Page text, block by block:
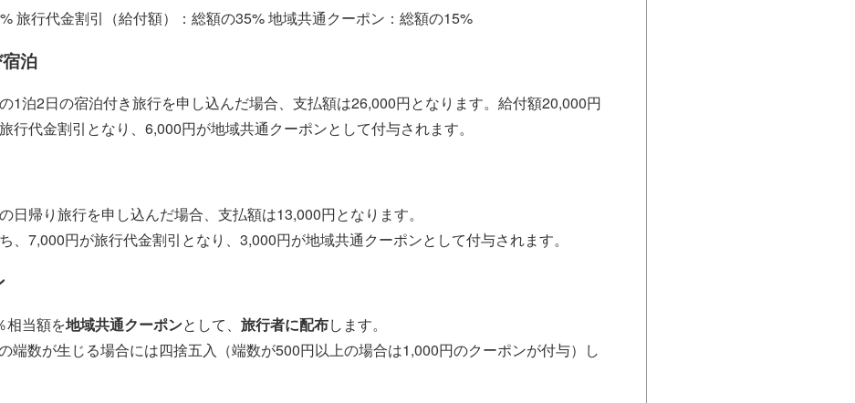
泊
1泊2日の宿泊付き旅行を申し込んだ場合、支払額は26,000円となります。給付額20,000円
行代金割引となり、6,000円が地域共通クーポンとして付与されます。
日帰り旅行を申し込んだ場合、支払額は13,000円となります。
、7,000円が旅行代金割引となり、3,000円が地域共通クーポンとして付与されます。
相当額を地域共通クーポンとして、旅行者に配布します。
の端数が生じる場合には四捨五入（端数が500円以上の場合は1,000円のクーポンが付与）し